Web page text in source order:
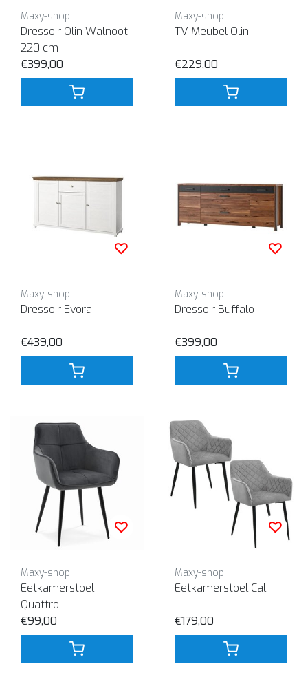
Maxy-shop
Dressoir Olin Walnoot
220 cm
€399,00
Maxy-shop
TV Meubel Olin
€229,00
Maxy-shop
Dressoir Evora
€439,00
Maxy-shop
Dressoir Buffalo
€399,00
Maxy-shop
Eetkamerstoel
Quattro
€99,00
Maxy-shop
Eetkamerstoel Cali
€179,00